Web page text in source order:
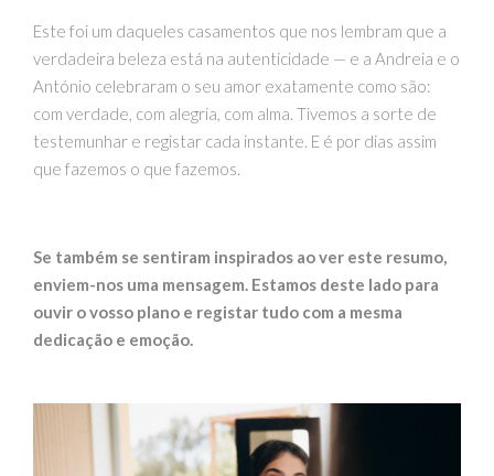
Este foi um daqueles casamentos que nos lembram que a
verdadeira beleza está na autenticidade — e a Andreia e o
António celebraram o seu amor exatamente como são:
com verdade, com alegria, com alma. Tivemos a sorte de
testemunhar e registar cada instante. E é por dias assim
que fazemos o que fazemos.
Se também se sentiram inspirados ao ver este resumo,
enviem-nos uma mensagem. Estamos deste lado para
ouvir o vosso plano e registar tudo com a mesma
dedicação e emoção.